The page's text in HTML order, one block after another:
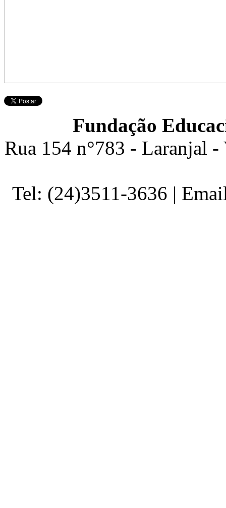
Fundação
Rua 154 n°783 - Laranjal
Tel: (24)3511-3636 |